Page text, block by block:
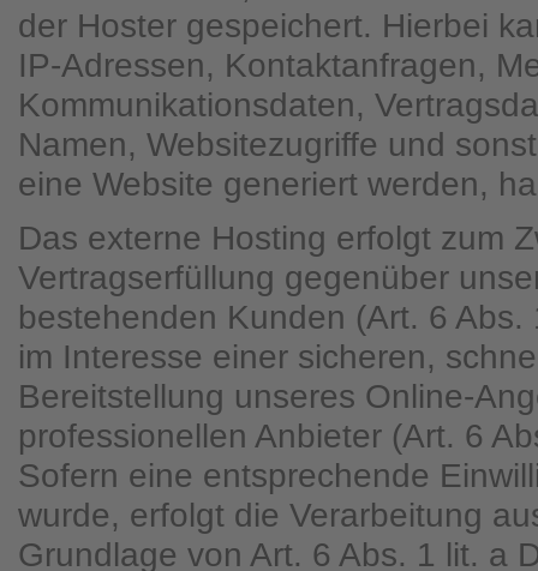
der Hoster gespeichert. Hierbei
IP-Adressen, Kontaktanfragen,
Kommunikationsdaten,
Namen, Websitezugriffe und
eine Website generiert werden,
Das externe Hosting erfolgt zum
Vertragserfüllung gegenüber
bestehenden Kunden (Art. 6
im Interesse einer sicheren,
Bereitstellung unseres Online-
professionellen Anbieter (Art. 6
Sofern eine entsprechende
wurde, erfolgt die Verarbeitung
Grundlage von Art. 6 Abs. 1 lit. a